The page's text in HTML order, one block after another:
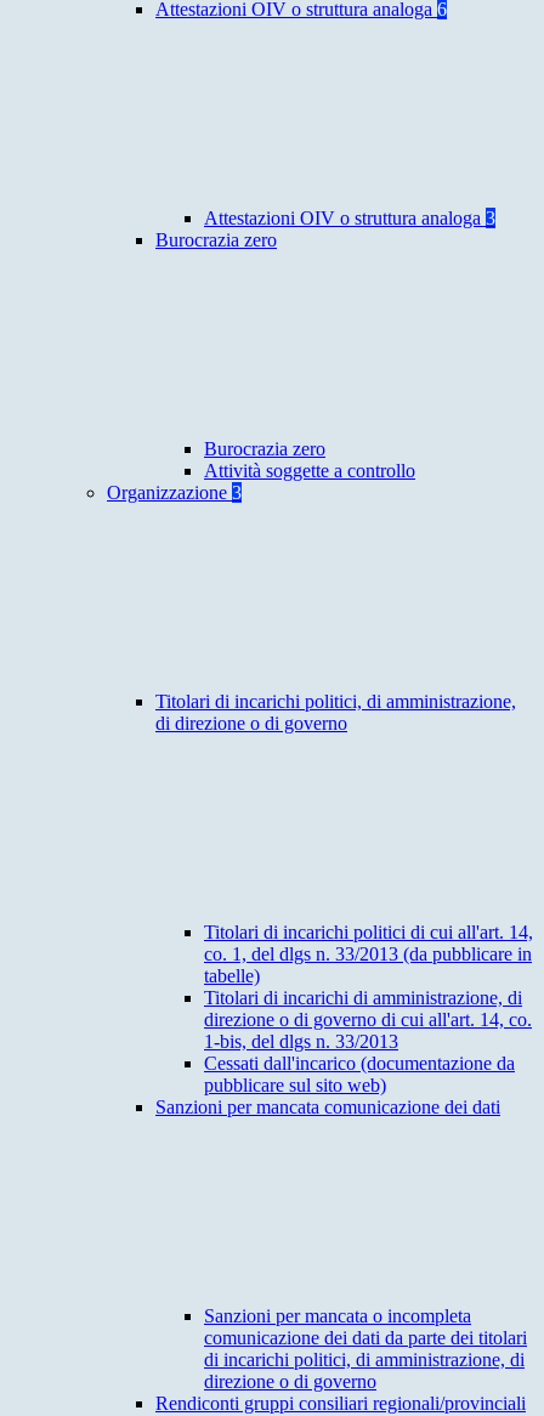
Attestazioni OIV o struttura analoga 6
Attestazioni OIV o struttura analoga 3
Burocrazia zero
Burocrazia zero
Attività soggette a controllo
Organizzazione 3
Titolari di incarichi politici, di amministrazione,
di direzione o di governo
Titolari di incarichi politici di cui all'art. 14,
co. 1, del dlgs n. 33/2013 (da pubblicare in
tabelle)
Titolari di incarichi di amministrazione, di
direzione o di governo di cui all'art. 14, co.
1-bis, del dlgs n. 33/2013
Cessati dall'incarico (documentazione da
pubblicare sul sito web)
Sanzioni per mancata comunicazione dei dati
Sanzioni per mancata o incompleta
comunicazione dei dati da parte dei titolari
di incarichi politici, di amministrazione, di
direzione o di governo
Rendiconti gruppi consiliari regionali/provinciali